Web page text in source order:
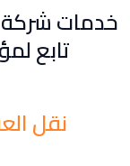
خدمات
تابع
نقل